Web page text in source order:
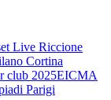
Live Riccione
Cortina
club 2025EICMA
Parigi